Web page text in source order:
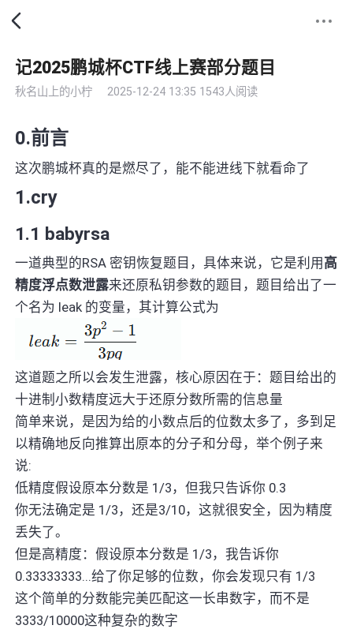
记2025鹏城杯CTF线上赛部分题目
秋名山上的小柠 2025-12-24 13:35 1543人阅读
0.前言
这次鹏城杯真的是燃尽了，能不能进线下就看命了
1.cry
1.1 babyrsa
一道典型的RSA 密钥恢复题目，具体来说，它是利用高
精度浮点数泄露来还原私钥参数的题目，题目给出了一
个名为 leak 的变量，其计算公式为
这道题之所以会发生泄露，核心原因在于：题目给出的
十进制小数精度远大于还原分数所需的信息量
简单来说，是因为给的小数点后的位数太多了，多到足
以精确地反向推算出原本的分子和分母，举个例子来
说:
低精度假设原本分数是 1/3，但我只告诉你 0.3
你无法确定是 1/3，还是3/10，这就很安全，因为精度
丢失了。
但是高精度：假设原本分数是 1/3，我告诉你
0.33333333...给了你足够的位数，你会发现只有 1/3
这个简单的分数能完美匹配这一长串数字，而不是
3333/10000这种复杂的数字